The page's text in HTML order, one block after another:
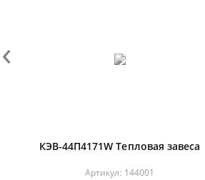
‹
КЭВ-44П4171W Тепловая завеса
Артикул: 144001